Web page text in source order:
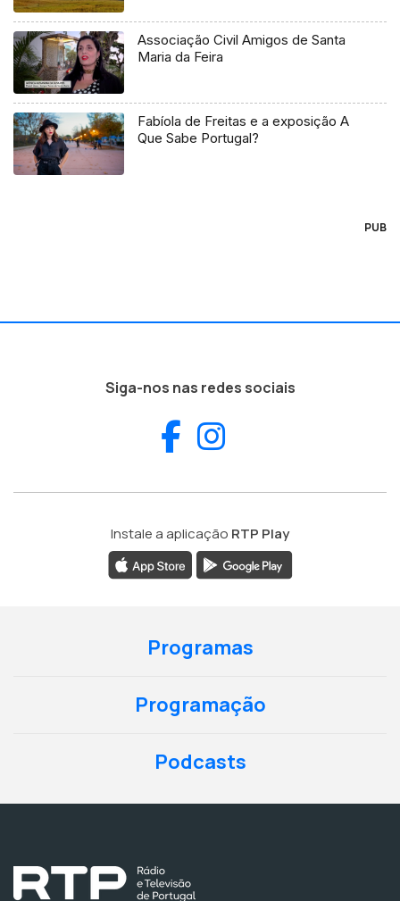
Associação Civil Amigos de Santa
Maria da Feira
Fabíola de Freitas e a exposição A
Que Sabe Portugal?
PUB
Siga-nos nas redes sociais
Facebook
Instale a aplicação RTP Play
Programas
Programação
Podcasts